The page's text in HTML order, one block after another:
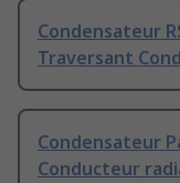
Condensateur
Traversant
Condensateur
Conducteur